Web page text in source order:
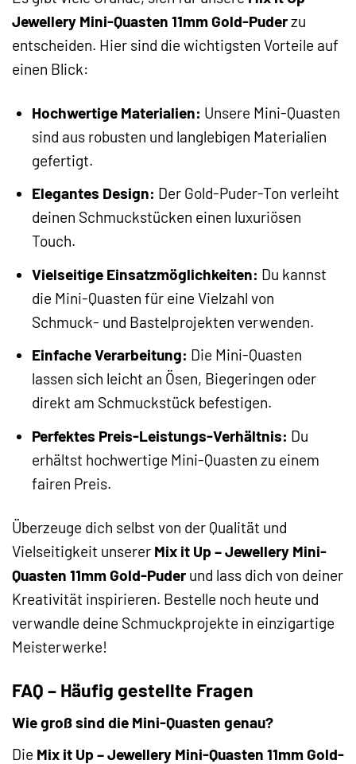
Jewellery Mini-Quasten 11mm Gold-Puderzu
entscheiden. Hier sind die wichtigsten Vorteile auf
einen Blick:
Hochwertige Materialien: Unsere Mini-Quasten
sind aus robusten und langlebigen Materialien
gefertigt.
Elegantes Design: Der Gold-Puder-Ton verleiht
deinen Schmuckstücken einen luxuriösen
Touch.
Vielseitige Einsatzmöglichkeiten: Du kannst
die Mini-Quasten für eine Vielzahl von
Schmuck- und Bastelprojekten verwenden.
Einfache Verarbeitung: Die Mini-Quasten
lassen sich leicht an Ösen, Biegeringen oder
direkt am Schmuckstück befestigen.
Perfektes Preis-Leistungs-Verhältnis: Du
erhältst hochwertige Mini-Quasten zu einem
fairen Preis.
Überzeuge dich selbst von der Qualität und
Vielseitigkeit unserer Mix it Up – Jewellery Mini-
Quasten 11mm Gold-Puder und lass dich von deiner
Kreativität inspirieren. Bestelle noch heute und
verwandle deine Schmuckprojekte in einzigartige
Meisterwerke!
FAQ – Häufig gestellte Fragen
Wie groß sind die Mini-Quasten genau?
Die Mix it Up – Jewellery Mini-Quasten 11mm Gold-